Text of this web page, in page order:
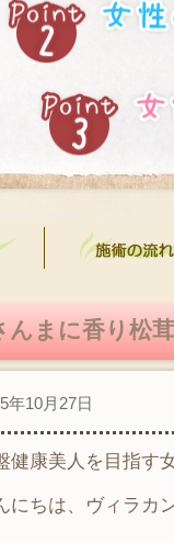
んまに香り松茸
年10月27日
健康美人を目指す
にちは、ヴィラカ